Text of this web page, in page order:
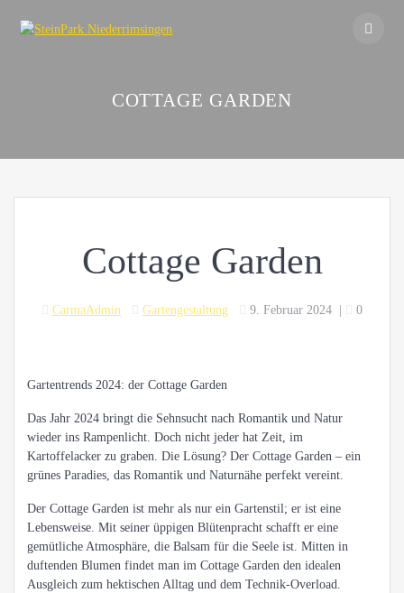
COTTAGE GARDEN
Cottage Garden
CarmaAdmin Gartengestaltung 9. Februar 2024 0
Gartentrends 2024: der Cottage Garden
Das Jahr 2024 bringt die Sehnsucht nach Romantik und Natur
wieder ins Rampenlicht. Doch nicht jeder hat Zeit, im
Kartoffelacker zu graben. Die Lösung? Der Cottage Garden – ein
grünes Paradies, das Romantik und Naturnähe perfekt vereint.
Der Cottage Garden ist mehr als nur ein Gartenstil; er ist eine
Lebensweise. Mit seiner üppigen Blütenpracht schafft er eine
gemütliche Atmosphäre, die Balsam für die Seele ist. Mitten in
duftenden Blumen findet man im Cottage Garden den idealen
Ausgleich zum hektischen Alltag und dem Technik-Overload.